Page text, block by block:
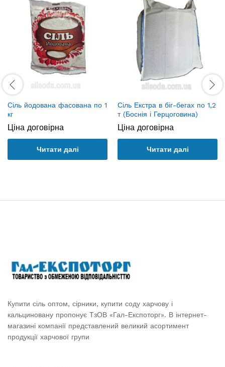
Сіль йодована фасована по 1
кг
Ціна договірна
Читати далі
Сіль Екстра в біг-бегах по 1,2
т (Боснія і Герцоговина)
Ціна договірна
Читати далі
Купити сіль оптом, сірники, купити соду харчову і
кальциновану пропонує ТзОВ «Гал-Експоторг». В інтернет-
магазині компанії представлений великий асортимент
продукції харчової групи